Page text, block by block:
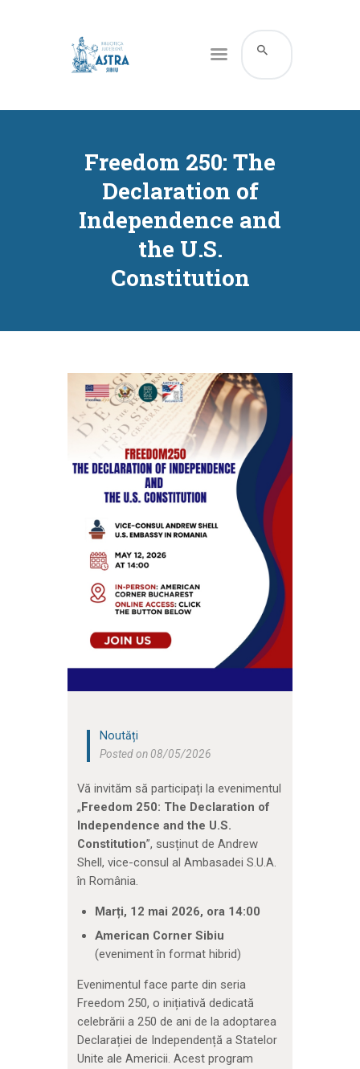
Freedom 250: The
Declaration of
Independence and
the U.S.
Constitution
CATALOG ONLINE
RESURSE
SERVICII
INFORMAȚII UTILE
CONTACT
Noutăți
Posted on 08/05/2026
Vă invităm să participați la evenimentul
„Freedom 250: The Declaration of
Independence and the U.S.
Constitution”, susținut de Andrew
Shell, vice-consul al Ambasadei S.U.A.
în România.
Marți, 12 mai 2026, ora 14:00
American Corner Sibiu
(eveniment în format hibrid)
Evenimentul face parte din seria
Freedom 250, o inițiativă dedicată
celebrării a 250 de ani de la adoptarea
Declarației de Independență a Statelor
Unite ale Americii. Acest program